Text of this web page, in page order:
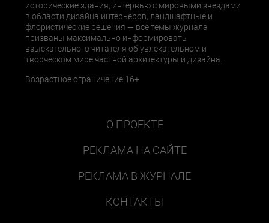
исторические здания, интервью с мировыми звездами
в области дизайна интерьеров, ландшафтные и
флористические решения — все темы журнала
призваны максимально информировать
взыскательного читателя об увлекательном и
творческом мире частной архитектуры и дизайна.
Возрастное ограничение 16+
О ПРОЕКТЕ
РЕКЛАМА НА САЙТЕ
РЕКЛАМА В ЖУРНАЛЕ
КОНТАКТЫ